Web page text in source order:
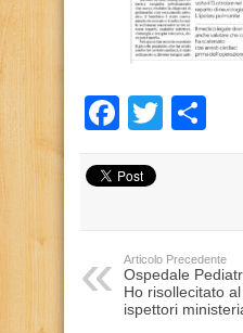
Articolo Precedente
Ospedale
Ho risollecitato
ispettori